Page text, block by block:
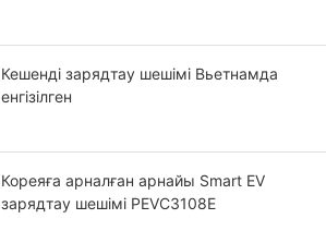
Кешенді зарядтау шешімі Вьетнамда
енгізілген
Кореяға арналған арнайы Smart EV
зарядтау шешімі PEVC3108E